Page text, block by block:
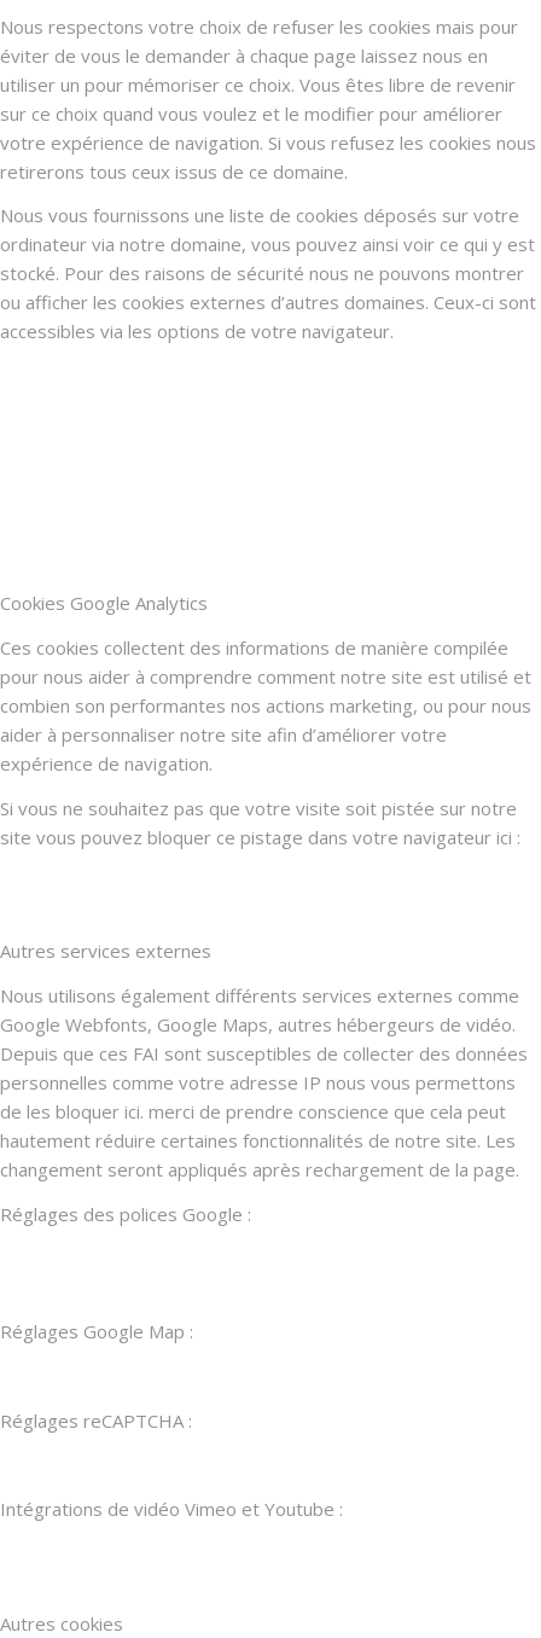
Nous respectons votre choix de refuser les cookies mais pour
éviter de vous le demander à chaque page laissez nous en
utiliser un pour mémoriser ce choix. Vous êtes libre de revenir
sur ce choix quand vous voulez et le modifier pour améliorer
votre expérience de navigation. Si vous refusez les cookies nous
retirerons tous ceux issus de ce domaine.
Nous vous fournissons une liste de cookies déposés sur votre
ordinateur via notre domaine, vous pouvez ainsi voir ce qui y est
stocké. Pour des raisons de sécurité nous ne pouvons montrer
ou afficher les cookies externes d’autres domaines. Ceux-ci sont
accessibles via les options de votre navigateur.
Cookies Google Analytics
Ces cookies collectent des informations de manière compilée
pour nous aider à comprendre comment notre site est utilisé et
combien son performantes nos actions marketing, ou pour nous
aider à personnaliser notre site afin d’améliorer votre
expérience de navigation.
Si vous ne souhaitez pas que votre visite soit pistée sur notre
site vous pouvez bloquer ce pistage dans votre navigateur ici :
Autres services externes
Nous utilisons également différents services externes comme
Google Webfonts, Google Maps, autres hébergeurs de vidéo.
Depuis que ces FAI sont susceptibles de collecter des données
personnelles comme votre adresse IP nous vous permettons
de les bloquer ici. merci de prendre conscience que cela peut
hautement réduire certaines fonctionnalités de notre site. Les
changement seront appliqués après rechargement de la page.
Réglages des polices Google :
Réglages Google Map :
Réglages reCAPTCHA :
Intégrations de vidéo Vimeo et Youtube :
Autres cookies